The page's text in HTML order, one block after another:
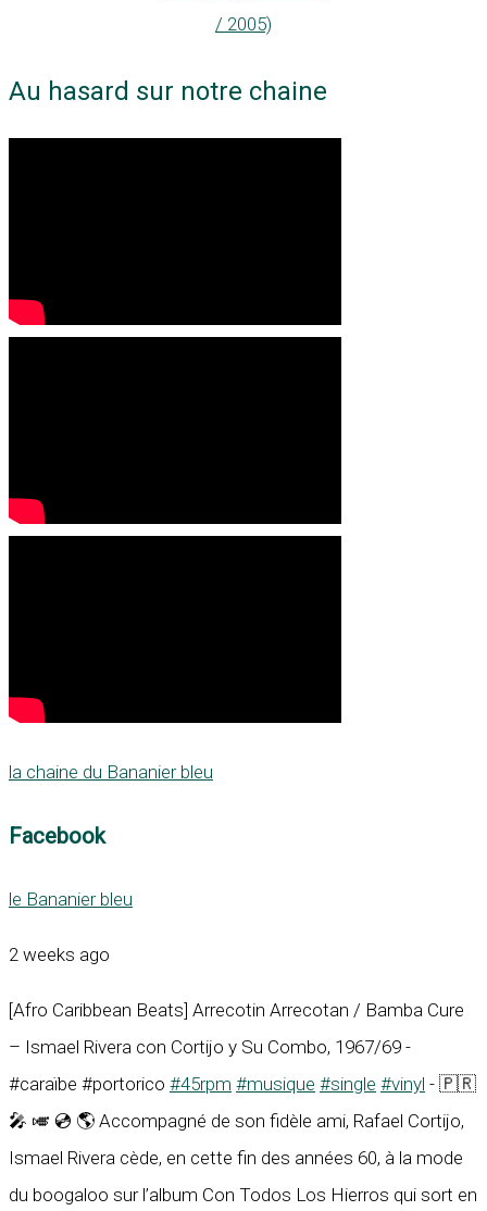
/ 2005)
Au hasard sur notre chaine
la chaine du Bananier bleu
Facebook
le Bananier bleu
2 weeks ago
[Afro Caribbean Beats] Arrecotin Arrecotan / Bamba Cure
– Ismael Rivera con Cortijo y Su Combo, 1967/69 -
#caraïbe #portorico #45rpm #musique #single #vinyl - 🇵🇷
🎤 🎺 💿 🌎 Accompagné de son fidèle ami, Rafael Cortijo,
Ismael Rivera cède, en cette fin des années 60, à la mode
du boogaloo sur l’album Con Todos Los Hierros qui sort en